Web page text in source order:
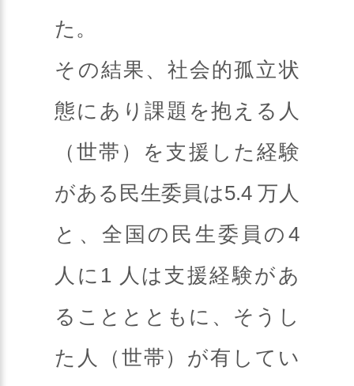
た。
その結果、社会的孤立状
態にあり課題を抱える人
（世帯）を支援した経験
がある民生委員は5.4 万人
と、全国の民生委員の4
人に1 人は支援経験があ
ることとともに、そうし
た人（世帯）が有してい